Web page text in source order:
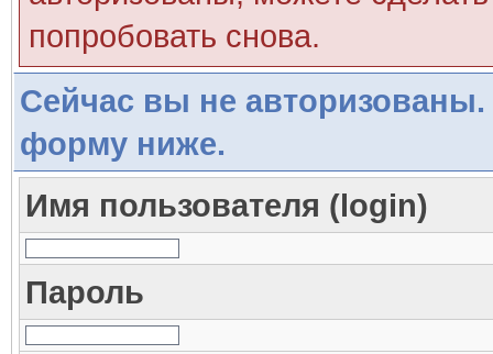
попробовать снова.
Сейчас вы не авторизованы.
форму ниже.
Имя пользователя (login)
Пароль